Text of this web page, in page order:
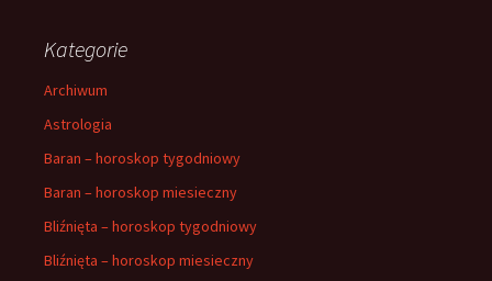
Kategorie
Archiwum
Astrologia
Baran – horoskop tygodniowy
Baran – horoskop miesieczny
Bliźnięta – horoskop tygodniowy
Bliźnięta – horoskop miesieczny